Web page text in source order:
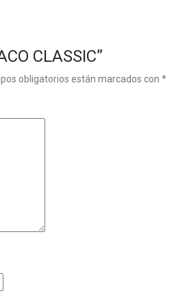
CLASSIC”
obligatorios están marcados con *